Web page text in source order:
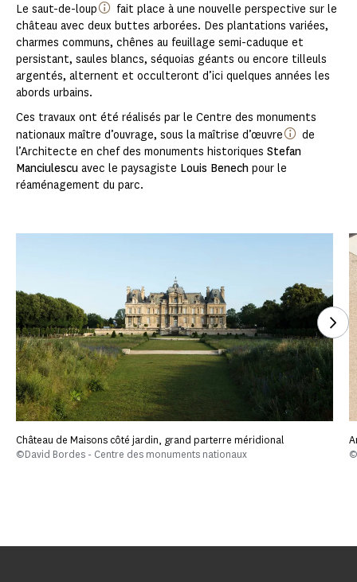
Le saut-de-loup
fait place à une nouvelle perspective sur le
château avec deux buttes arborées. Des plantations variées,
charmes communs, chênes au feuillage semi-caduque et
persistant, saules blancs, séquoias géants ou encore tilleuls
argentés, alternent et occulteront d’ici quelques années les
abords urbains.
Ces travaux ont été réalisés par le Centre des monuments
nationaux maître d’ouvrage, sous la maîtrise d’œuvre
de
l’Architecte en chef des monuments historiques Stefan
Manciulescu avec le paysagiste Louis Benech pour le
réaménagement du parc.
Château de Maisons côté jardin, grand parterre méridional
©David Bordes - Centre des monuments nationaux